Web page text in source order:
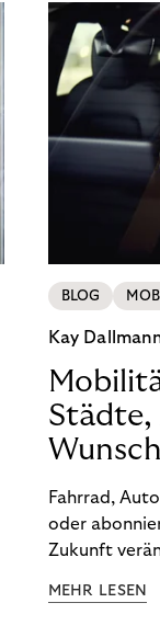
BLOG
Kay
Städte,
Fahrrad,
oder
Zukunft
MEHR LESEN